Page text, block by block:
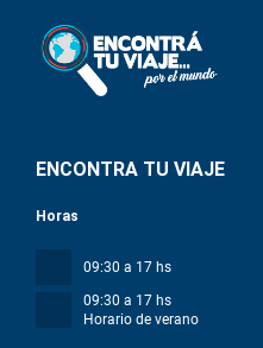
ENCONTRA TU VIAJE
Horas
09:30 a 17 hs
09:30 a 17 hs
Horario de verano